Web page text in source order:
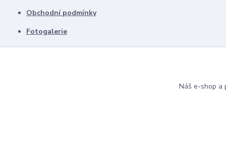
Obchodní podmínky
Fotogalerie
Kontakty
Náš e-shop a